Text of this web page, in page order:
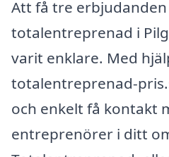
Att få tre erbjudanden
totalentreprenad i
varit enklare. Med
totalentreprenad-
och enkelt få kontakt
entreprenörer i ditt